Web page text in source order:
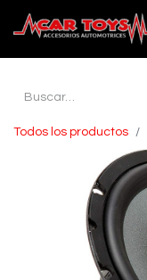
Todos los productos